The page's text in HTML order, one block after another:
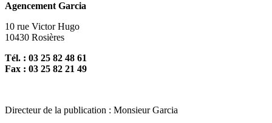
Agencement Garcia
10 rue Victor Hugo
10430 Rosières
Tél. : 03 25 82 48 61
Fax : 03 25 82 21 49
Directeur de la publication : Monsieur Garcia